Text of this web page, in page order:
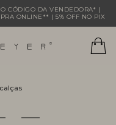
CÓDIGO DA VENDEDORA* |
ONLINE** | 5% OFF NO PIX
calças